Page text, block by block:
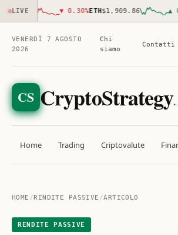
LIVE 0.30%ETH$1,909.86 ▲
VENERDÌ 7 AGOSTO
2026
Chi
siamo
Contatti
CS CryptoStrategy
Home Trading Criptovalute
HOME /RENDITE PASSIVE /ARTICOLO
RENDITE PASSIVE